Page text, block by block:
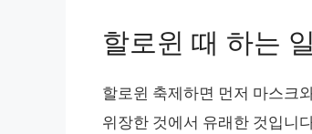
할로윈 때 하는
할로윈 축제하면 먼저 마스크
위장한 것에서 유래한 것입니